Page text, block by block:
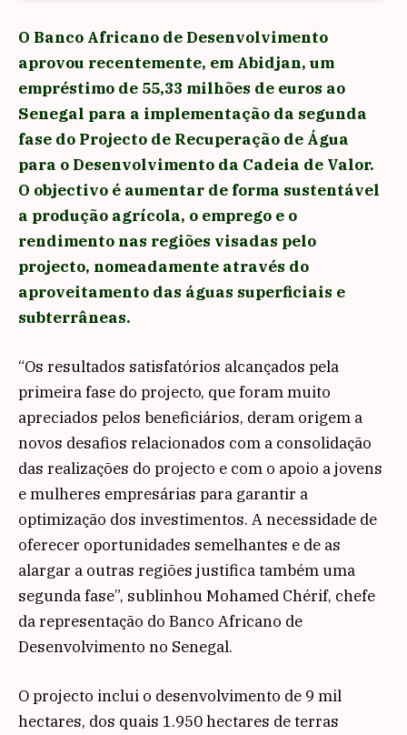
O Banco Africano de Desenvolvimento
aprovou recentemente, em Abidjan, um
empréstimo de 55,33 milhões de euros ao
Senegal para a implementação da segunda
fase do Projecto de Recuperação de Água
para o Desenvolvimento da Cadeia de Valor.
O objectivo é aumentar de forma sustentável
a produção agrícola, o emprego e o
rendimento nas regiões visadas pelo
projecto, nomeadamente através do
aproveitamento das águas superficiais e
subterrâneas.
“Os resultados satisfatórios alcançados pela
primeira fase do projecto, que foram muito
apreciados pelos beneficiários, deram origem a
novos desafios relacionados com a consolidação
das realizações do projecto e com o apoio a jovens
e mulheres empresárias para garantir a
optimização dos investimentos. A necessidade de
oferecer oportunidades semelhantes e de as
alargar a outras regiões justifica também uma
segunda fase”, sublinhou Mohamed Chérif, chefe
da representação do Banco Africano de
Desenvolvimento no Senegal.
O projecto inclui o desenvolvimento de 9 mil
hectares, dos quais 1.950 hectares de terras